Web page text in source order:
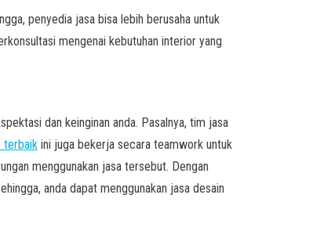
penyedia jasa bisa lebih berusaha untuk
mengenai kebutuhan interior yang
dan keinginan anda. Pasalnya, tim jasa
terbaik ini juga bekerja secara teamwork untuk
menggunakan jasa tersebut. Dengan
anda dapat menggunakan jasa desain